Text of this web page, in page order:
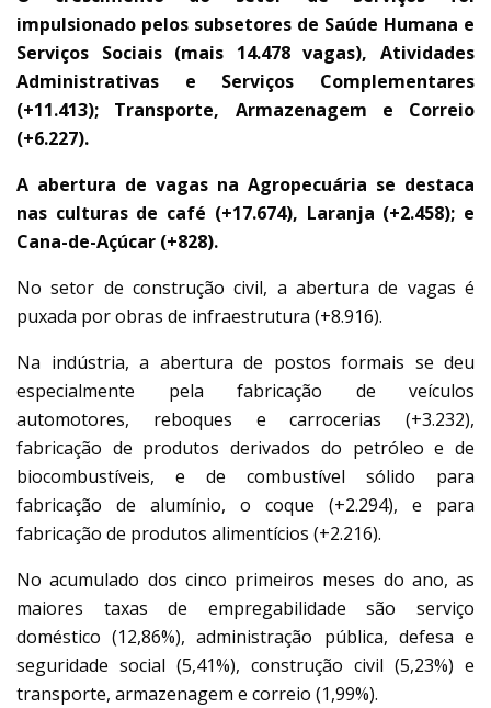
impulsionado pelos subsetores de Saúde Humana e
Serviços Sociais (mais 14.478 vagas), Atividades
Administrativas e Serviços Complementares
(+11.413); Transporte, Armazenagem e Correio
(+6.227).
A abertura de vagas na Agropecuária se destaca
nas culturas de café (+17.674), Laranja (+2.458); e
Cana-de-Açúcar (+828).
No setor de construção civil, a abertura de vagas é
puxada por obras de infraestrutura (+8.916).
Na indústria, a abertura de postos formais se deu
especialmente pela fabricação de veículos
automotores, reboques e carrocerias (+3.232),
fabricação de produtos derivados do petróleo e de
biocombustíveis, e de combustível sólido para
fabricação de alumínio, o coque (+2.294), e para
fabricação de produtos alimentícios (+2.216).
No acumulado dos cinco primeiros meses do ano, as
maiores taxas de empregabilidade são serviço
doméstico (12,86%), administração pública, defesa e
seguridade social (5,41%), construção civil (5,23%) e
transporte, armazenagem e correio (1,99%).